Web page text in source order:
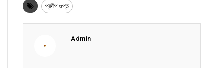
প্রদীপ গুপ্ত
Admin